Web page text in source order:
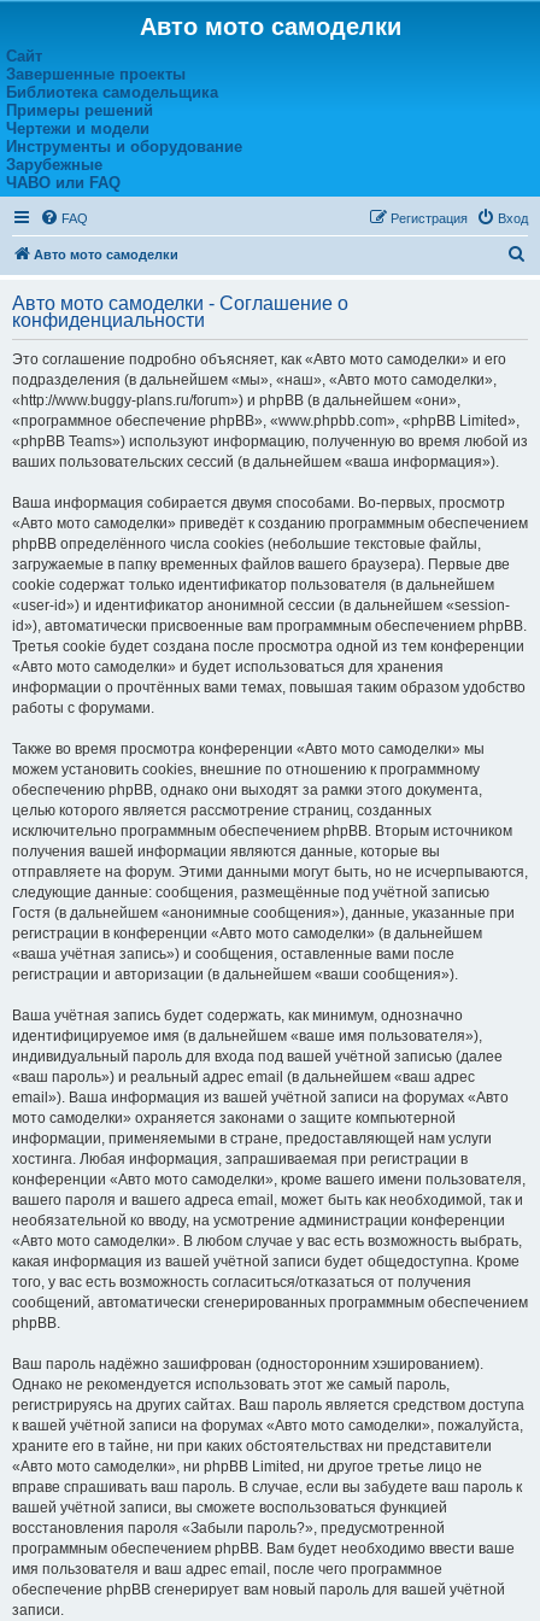
Авто мото самоделки
Сайт
Завершенные проекты
Библиотека самодельщика
Примеры решений
Чертежи и модели
Инструменты и оборудование
Зарубежные
ЧАВО или FAQ
FAQ Вход
Регистрация
Авто мото самоделки
с
Авто мото самоделки - Соглашение о
конфиденциальности
Это соглашение подробно объясняет, как «Авто мото самоделки» и его
подразделения (в дальнейшем «мы», «наш», «Авто мото самоделки»,
«http://www.buggy-plans.ru/forum») и phpBB (в дальнейшем «они»,
«программное обеспечение phpBB», «www.phpbb.com», «phpBB Limited»,
«phpBB Teams») используют информацию, полученную во время любой из
ваших пользовательских сессий (в дальнейшем «ваша информация»).
Ваша информация собирается двумя способами. Во-первых, просмотр
«Авто мото самоделки» приведёт к созданию программным обеспечением
phpBB определённого числа cookies (небольшие текстовые файлы,
загружаемые в папку временных файлов вашего браузера). Первые две
cookie содержат только идентификатор пользователя (в дальнейшем
«user-id») и идентификатор анонимной сессии (в дальнейшем «session-
id»), автоматически присвоенные вам программным обеспечением phpBB.
Третья cookie будет создана после просмотра одной из тем конференции
«Авто мото самоделки» и будет использоваться для хранения
информации о прочтённых вами темах, повышая таким образом удобство
работы с форумами.
Также во время просмотра конференции «Авто мото самоделки» мы
можем установить cookies, внешние по отношению к программному
обеспечению phpBB, однако они выходят за рамки этого документа,
целью которого является рассмотрение страниц, созданных
исключительно программным обеспечением phpBB. Вторым источником
получения вашей информации являются данные, которые вы
отправляете на форум. Этими данными могут быть, но не исчерпываются,
следующие данные: сообщения, размещённые под учётной записью
Гостя (в дальнейшем «анонимные сообщения»), данные, указанные при
регистрации в конференции «Авто мото самоделки» (в дальнейшем
«ваша учётная запись») и сообщения, оставленные вами после
регистрации и авторизации (в дальнейшем «ваши сообщения»).
Ваша учётная запись будет содержать, как минимум, однозначно
идентифицируемое имя (в дальнейшем «ваше имя пользователя»),
индивидуальный пароль для входа под вашей учётной записью (далее
«ваш пароль») и реальный адрес email (в дальнейшем «ваш адрес
email»). Ваша информация из вашей учётной записи на форумах «Авто
мото самоделки» охраняется законами о защите компьютерной
информации, применяемыми в стране, предоставляющей нам услуги
хостинга. Любая информация, запрашиваемая при регистрации в
конференции «Авто мото самоделки», кроме вашего имени пользователя,
вашего пароля и вашего адреса email, может быть как необходимой, так и
необязательной ко вводу, на усмотрение администрации конференции
«Авто мото самоделки». В любом случае у вас есть возможность выбрать,
какая информация из вашей учётной записи будет общедоступна. Кроме
того, у вас есть возможность согласиться/отказаться от получения
сообщений, автоматически сгенерированных программным обеспечением
phpBB.
Ваш пароль надёжно зашифрован (односторонним хэшированием).
Однако не рекомендуется использовать этот же самый пароль,
регистрируясь на других сайтах. Ваш пароль является средством доступа
к вашей учётной записи на форумах «Авто мото самоделки», пожалуйста,
храните его в тайне, ни при каких обстоятельствах ни представители
«Авто мото самоделки», ни phpBB Limited, ни другое третье лицо не
вправе спрашивать ваш пароль. В случае, если вы забудете ваш пароль к
вашей учётной записи, вы сможете воспользоваться функцией
восстановления пароля «Забыли пароль?», предусмотренной
программным обеспечением phpBB. Вам будет необходимо ввести ваше
имя пользователя и ваш адрес email, после чего программное
обеспечение phpBB сгенерирует вам новый пароль для вашей учётной
записи.